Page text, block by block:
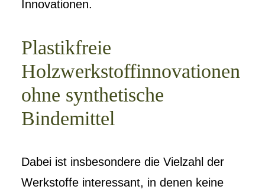
Innovationen.
Plastikfreie
Holzwerkstoffinnovationen
ohne synthetische
Bindemittel
Dabei ist insbesondere die Vielzahl der
Werkstoffe interessant, in denen keine